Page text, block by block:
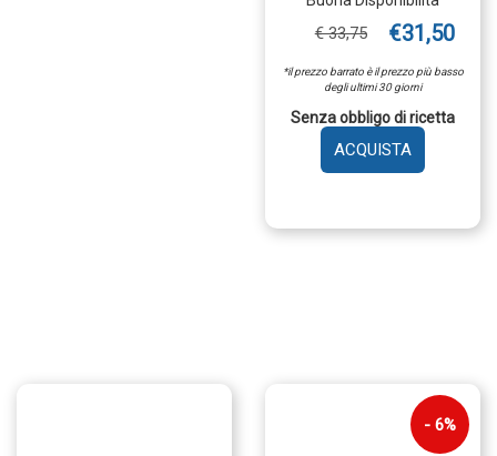
€ 33,75 €31,50
*il prezzo barrato è il prezzo più basso
degli ultimi 30 giorni
Senza obbligo di ricetta
AGGIUNGI
DONNA
30CPS AL
6%